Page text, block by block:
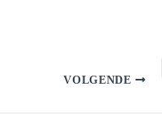
VOLGENDE